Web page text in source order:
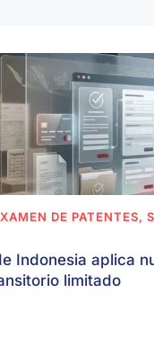
DE PATENTES,
Indonesia aplica
limitado